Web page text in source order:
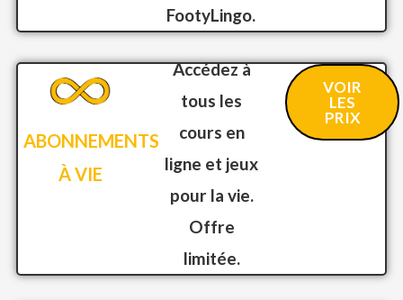
FootyLingo.
ABONNEMENTS
À VIE
Accédez à
tous les
cours en
ligne et jeux
pour la vie.
Offre
limitée.
VOIR
LES
PRIX